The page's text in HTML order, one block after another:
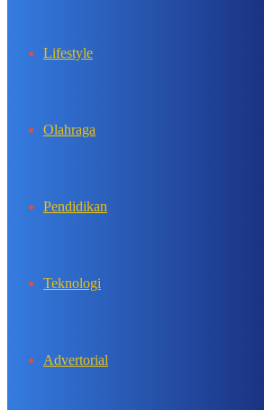
Lifestyle
Olahraga
Pendidikan
Teknologi
Advertorial